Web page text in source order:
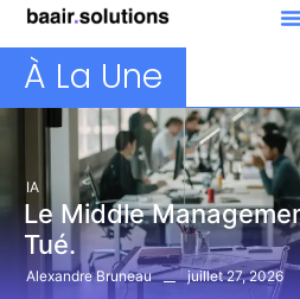
À La Une
IA
Le Middle
Tué.
Alexandre Bruneau
juillet 27, 2026